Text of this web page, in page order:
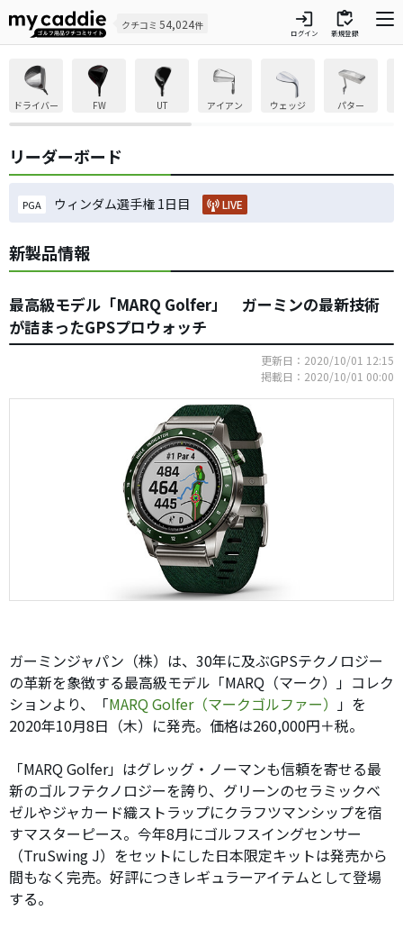
クチコミ 54,024件 login
ログイン
inventory
新規登録
ドライバー FW UT アイアン ウェッジ パター
リーダーボード
PGA ウィンダム選手権 1日目 LIVE
新製品情報
最高級モデル「MARQ Golfer」 ガーミンの最新技術
が詰まったGPSプロウォッチ
更新日：2020/10/01 12:15
掲載日：2020/10/01 00:00
ガーミンジャパン（株）は、30年に及ぶGPSテクノロジー
の革新を象徴する最高級モデル「MARQ（マーク）」コレク
ションより、「MARQ Golfer（マークゴルファー）
」を
2020年10月8日（木）に発売。価格は260,000円＋税。
「MARQ Golfer」はグレッグ・ノーマンも信頼を寄せる最
新のゴルフテクノロジーを誇り、グリーンのセラミックベ
ゼルやジャカード織ストラップにクラフツマンシップを宿
すマスターピース。今年8月にゴルフスイングセンサー
（TruSwing J）をセットにした日本限定キットは発売から
間もなく完売。好評につきレギュラーアイテムとして登場
する。